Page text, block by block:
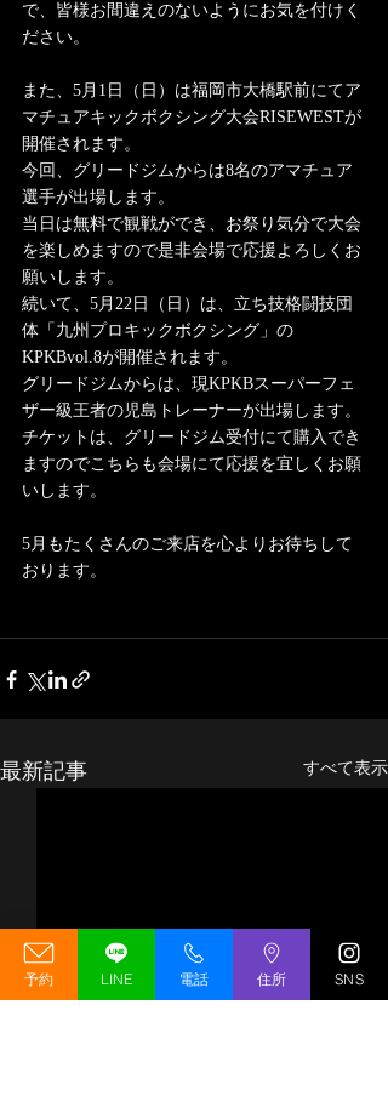
で、皆様お間違えのないようにお気を付けく
ださい。
また、5月1日（日）は福岡市大橋駅前にてア
マチュアキックボクシング大会RISEWESTが
開催されます。
今回、グリードジムからは8名のアマチュア
選手が出場します。
当日は無料で観戦ができ、お祭り気分で大会
を楽しめますので是非会場で応援よろしくお
願いします。
続いて、5月22日（日）は、立ち技格闘技団
体「九州プロキックボクシング」の
KPKBvol.8が開催されます。
グリードジムからは、現KPKBスーパーフェ
ザー級王者の児島トレーナーが出場します。
チケットは、グリードジム受付にて購入でき
ますのでこちらも会場にて応援を宜しくお願
いします。
5月もたくさんのご来店を心よりお待ちして
おります。
最新記事 すべて表示
予約 LINE 電話 住所 SNS